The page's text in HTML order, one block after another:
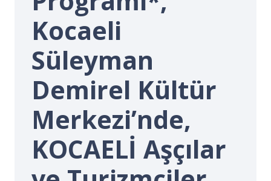
Kocaeli
Süleyman
Demirel Kültür
Merkezi’nde,
KOCAELİ Aşçılar